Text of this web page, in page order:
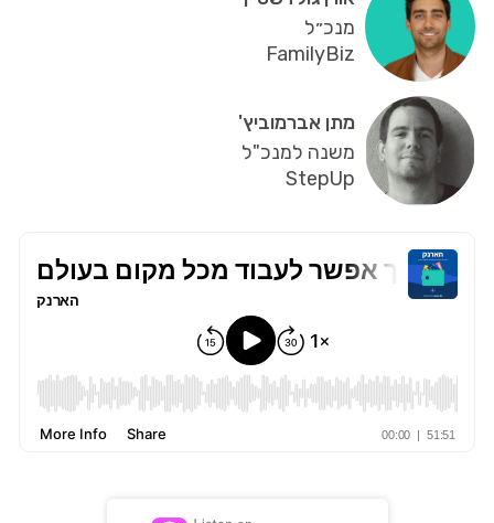
מנכ״ל
FamilyBiz
מתן אברמוביץ'
משנה למנכ"ל
StepUp